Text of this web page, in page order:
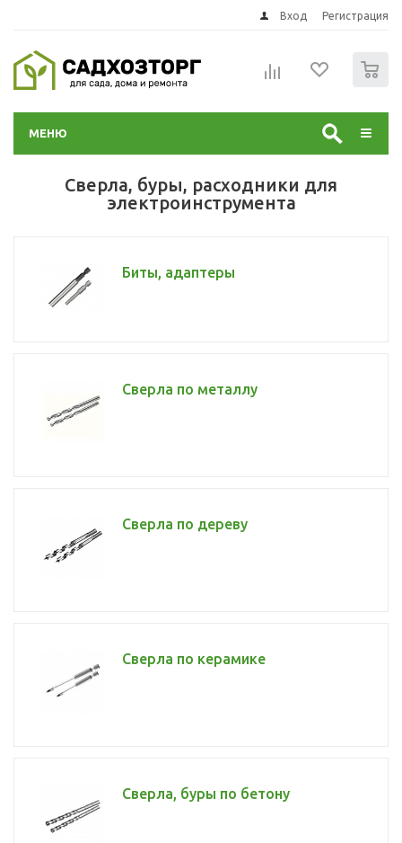
Вход Регистрация
МЕНЮ
Сверла, буры, расходники для
электроинструмента
Биты, адаптеры
Сверла по металлу
Сверла по дереву
Сверла по керамике
Сверла, буры по бетону